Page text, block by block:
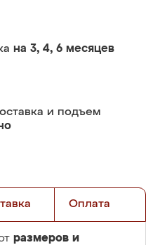
на 3, 4, 6 месяцев
и подъем
Оплата
размеров и